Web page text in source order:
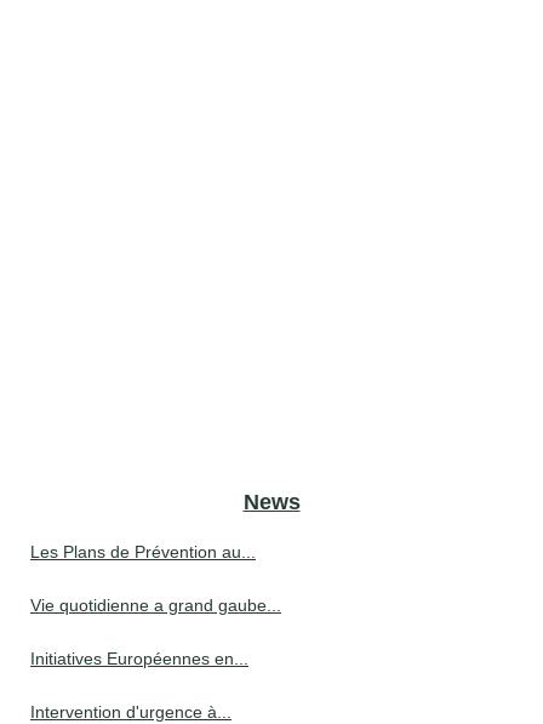
News
Les Plans de Prévention au...
Vie quotidienne a grand gaube...
Initiatives Européennes en...
Intervention d'urgence à...